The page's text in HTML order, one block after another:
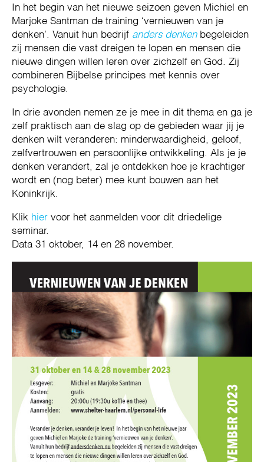
In het begin van het nieuwe seizoen geven Michiel en
Marjoke Santman de training ‘vernieuwen van je
denken’. Vanuit hun bedrijf anders denkenbegeleiden
zij mensen die vast dreigen te lopen en mensen die
nieuwe dingen willen leren over zichzelf en God. Zij
combineren Bijbelse principes met kennis over
psychologie.
In drie avonden nemen ze je mee in dit thema en ga je
zelf praktisch aan de slag op de gebieden waar jij je
denken wilt veranderen: minderwaardigheid, geloof,
zelfvertrouwen en persoonlijke ontwikkeling. Als je je
denken verandert, zal je ontdekken hoe je krachtiger
wordt en (nog beter) mee kunt bouwen aan het
Koninkrijk.
Klik hier voor het aanmelden voor dit driedelige
seminar.
Data 31 oktober, 14 en 28 november.